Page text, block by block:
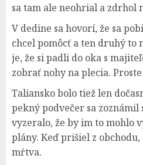
sa tam ale neohrial a zdrhol
V dedine sa hovorí, že sa
chcel pomôcť a ten druhý to
je, že si padli do oka s
zobrať nohy na plecia.
Taliansko bolo tiež len
pekný podvečer sa zoznámil
vyzeralo, že by im to mohlo
plány. Keď prišiel z
mŕtva.